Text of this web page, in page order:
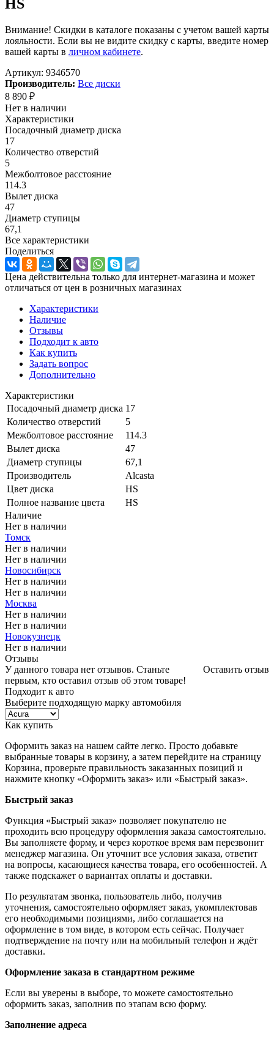
HS
Внимание! Скидки в каталоге показаны с учетом вашей карты
лояльности. Если вы не видите скидку с карты, введите номер
вашей карты в личном кабинете.
Артикул: 9346570
Производитель: Все диски
8 890 ₽
Нет в наличии
Характеристики
Посадочный диаметр диска
17
Количество отверстий
5
Межболтовое расстояние
114.3
Вылет диска
47
Диаметр ступицы
67,1
Все характеристики
Поделиться
Цена действительна только для интернет-магазина и может
отличаться от цен в розничных магазинах
Характеристики
Наличие
Отзывы
Подходит к авто
Как купить
Задать вопрос
Дополнительно
Характеристики
Посадочный диаметр диска 17
Количество отверстий
5
Межболтовое расстояние
114.3
Вылет диска
47
Диаметр ступицы
67,1
Производитель
Alcasta
Цвет диска
HS
Полное название цвета
HS
Наличие
Нет в наличии
Томск
Нет в наличии
Нет в наличии
Новосибирск
Нет в наличии
Нет в наличии
Москва
Нет в наличии
Нет в наличии
Новокузнецк
Нет в наличии
Отзывы
Оставить отзыв
У данного товара нет отзывов. Станьте
первым, кто оставил отзыв об этом товаре!
Подходит к авто
Выберите подходящую марку автомобиля
Как купить
Оформить заказ на нашем сайте легко. Просто добавьте
выбранные товары в корзину, а затем перейдите на страницу
Корзина, проверьте правильность заказанных позиций и
нажмите кнопку «Оформить заказ» или «Быстрый заказ».
Быстрый заказ
Функция «Быстрый заказ» позволяет покупателю не
проходить всю процедуру оформления заказа самостоятельно.
Вы заполняете форму, и через короткое время вам перезвонит
менеджер магазина. Он уточнит все условия заказа, ответит
на вопросы, касающиеся качества товара, его особенностей. А
также подскажет о вариантах оплаты и доставки.
По результатам звонка, пользователь либо, получив
уточнения, самостоятельно оформляет заказ, укомплектовав
его необходимыми позициями, либо соглашается на
оформление в том виде, в котором есть сейчас. Получает
подтверждение на почту или на мобильный телефон и ждёт
доставки.
Оформление заказа в стандартном режиме
Если вы уверены в выборе, то можете самостоятельно
оформить заказ, заполнив по этапам всю форму.
Заполнение адреса